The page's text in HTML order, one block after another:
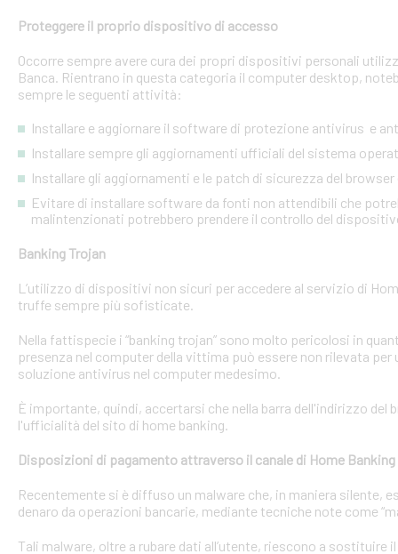
Proteggere il proprio dispositivo di accesso
Occorre sempre avere cura dei propri dispositivi personali
Banca. Rientrano in questa categoria il computer desktop,
sempre le seguenti attività:
Installare e aggiornare il software di protezione antivirus e
Installare sempre gli aggiornamenti ufficiali del sistema
Installare gli aggiornamenti e le patch di sicurezza del
Evitare di installare software da fonti non attendibili che
malintenzionati potrebbero prendere il controllo del
Banking Trojan
L’utilizzo di dispositivi non sicuri per accedere al servizio di
truffe sempre più sofisticate.
Nella fattispecie i “banking trojan” sono molto pericolosi in
presenza nel computer della vittima può essere non rilevata
soluzione antivirus nel computer medesimo.
È importante, quindi, accertarsi che nella barra dell'indirizzo
l'ufficialità del sito di home banking.
Disposizioni di pagamento attraverso il canale di Home Banking
Recentemente si è diffuso un malware che, in maniera silente,
denaro da operazioni bancarie, mediante tecniche note come
Tali malware, oltre a rubare dati all’utente, riescono a